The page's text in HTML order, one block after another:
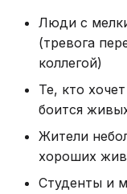
Люди с
(тревога
коллегой)
Те, кто
боится
Жители
хороших
Студенты и